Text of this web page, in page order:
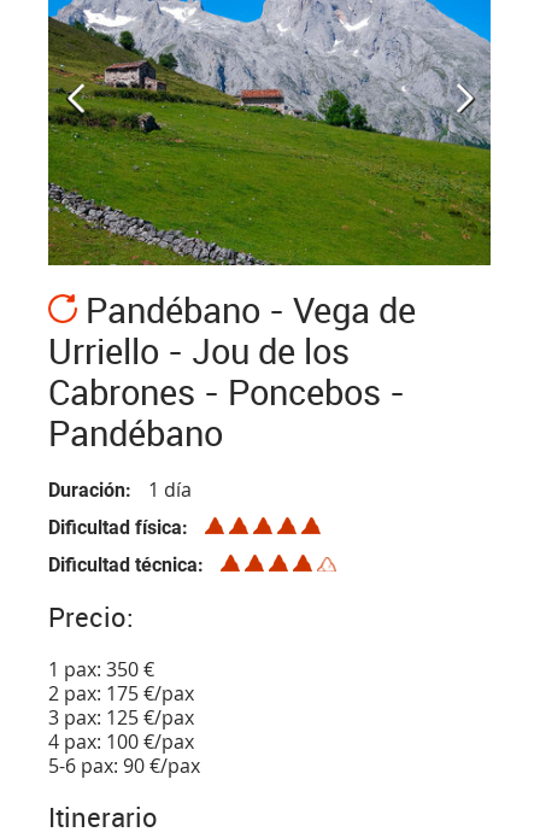
Pandébano - Vega de
Urriello - Jou de los
Cabrones - Poncebos -
Pandébano
Duración 1 día
Dificultad física
Dificultad técnica
Precio:
1 pax: 350 €
2 pax: 175 €/pax
3 pax: 125 €/pax
4 pax: 100 €/pax
5-6 pax: 90 €/pax
Itinerario